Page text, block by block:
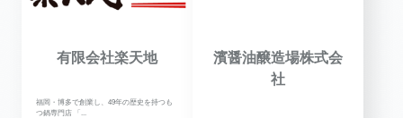
有限会社楽天地
福岡・博多で創業し、49年の歴史を持つも
つ鍋専門店 「...
濱醤油醸造場株式会
社